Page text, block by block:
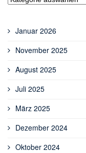
Januar 2026
November 2025
August 2025
Juli 2025
März 2025
Dezember 2024
Oktober 2024